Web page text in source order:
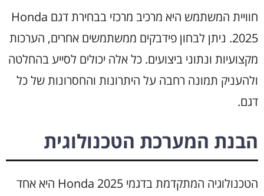
חוויית המשתמש היא מרכיב מרכזי בבחירת דגם Honda
2025. ניתן לבחון פידבקים ממשתמשים אחרים, הערכות
מקצועיות ונתוני ביצועים. כל אלה יכולים לסייע בהחלטה
ולהעניק תמונה רחבה על היתרונות והחסרונות של כל
דגם.
הבנת המערכת הטכנולוגית
הטכנולוגיה המתקדמת בדגמי Honda 2025 היא אחד